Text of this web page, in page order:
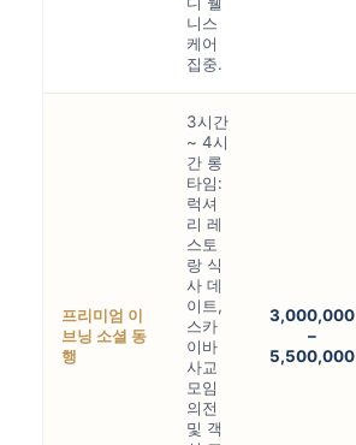
니스
케어
집중.
프리미엄 이
브닝 소셜 동
행
3시간
~ 4시
간 롱
타임:
럭셔
리 레
스토
랑 식
사 데
이트,
스카
이바
사교
모임
의전
및 객
3,000,000
–
5,500,000